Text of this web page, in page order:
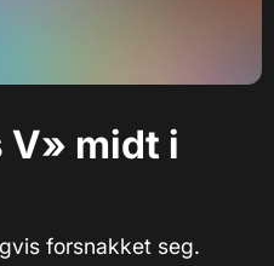
V» midt i
forsnakket seg.